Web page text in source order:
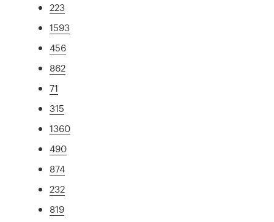
223
1593
456
862
71
315
1360
490
874
232
819